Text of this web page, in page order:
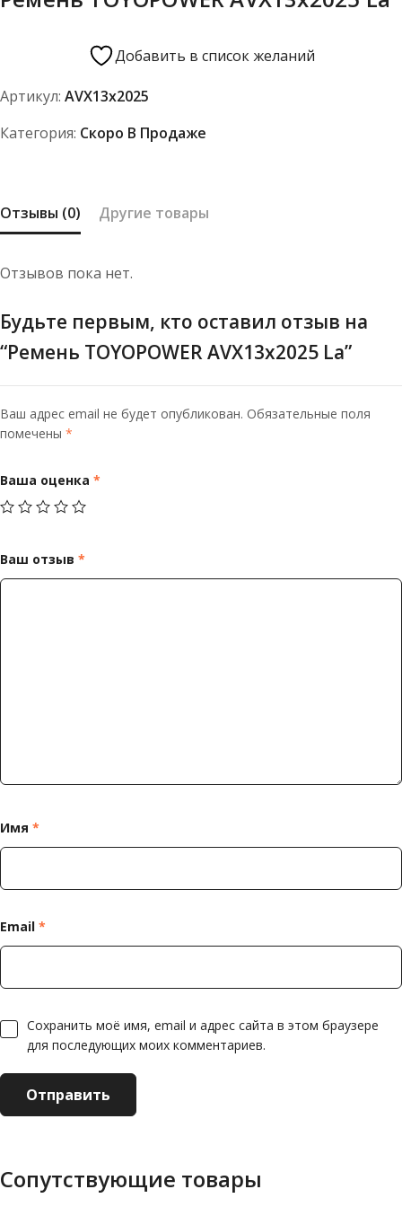
Добавить в список желаний
Артикул: AVX13x2025
Категория: Скоро В Продаже
Отзывы (0) Другие товары
Отзывов пока нет.
Будьте первым, кто оставил отзыв на
“Ремень TOYOPOWER AVX13x2025 La”
Ваш адрес email не будет опубликован. Обязательные поля
помечены *
Ваша оценка *
Ваш отзыв *
Имя *
Email *
Сохранить моё имя, email и адрес сайта в этом браузере
для последующих моих комментариев.
Сопутствующие товары